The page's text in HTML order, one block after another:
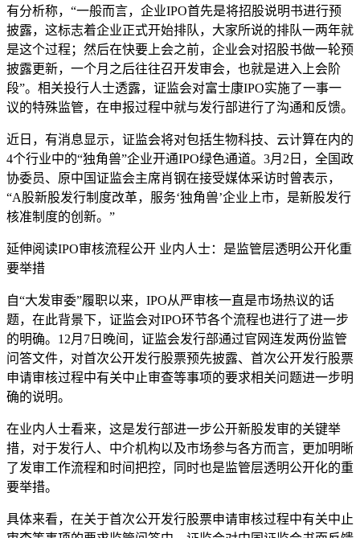
有分析称，“一般而言，企业IPO首先是将招股说明书进行预
披露，这标志着企业正式开始排队，大家所说的排队一两年就
是这个过程；然后在快要上会之前，企业会对招股书做一轮预
披露更新，一个月之后往往召开发审会，也就是进入上会阶
段”。相关投行人士透露，证监会对富士康IPO实施了一事一
议的特殊监管，在申报过程中就与发行部进行了沟通和反馈。
近日，有消息显示，证监会将对包括生物科技、云计算在内的
4个行业中的“独角兽”企业开通IPO绿色通道。3月2日，全国政
协委员、原中国证监会主席肖钢在接受媒体采访时曾表示，
“A股新股发行制度改革，服务‘独角兽’企业上市，是新股发行
核准制度的创新。”
延伸阅读IPO审核流程公开 业内人士：是监管层透明公开化重
要举措
自“大发审委”履职以来，IPO从严审核一直是市场热议的话
题，在此背景下，证监会对IPO环节各个流程也进行了进一步
的明确。12月7日晚间，证监会发行部通过官网连发两份监管
问答文件，对首次公开发行股票预先披露、首次公开发行股票
申请审核过程中有关中止审查等事项的要求相关问题进一步明
确的说明。
在业内人士看来，这是发行部进一步公开新股发审的关键举
措，对于发行人、中介机构以及市场参与各方而言，更加明晰
了发审工作流程和时间把控，同时也是监管层透明公开化的重
要举措。
具体来看，在关于首次公开发行股票申请审核过程中有关中止